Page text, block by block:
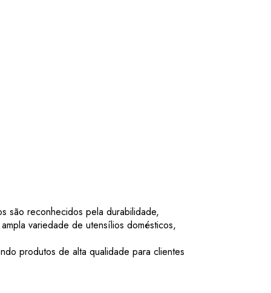
são reconhecidos pela durabilidade,
variedade de utensílios domésticos,
produtos de alta qualidade para clientes